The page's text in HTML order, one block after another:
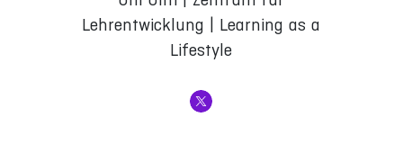
Lehrentwicklung | Learning as a
Lifestyle